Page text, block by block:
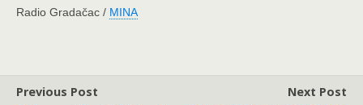
Radio Gradačac / MINA
Previous Post
Next Post